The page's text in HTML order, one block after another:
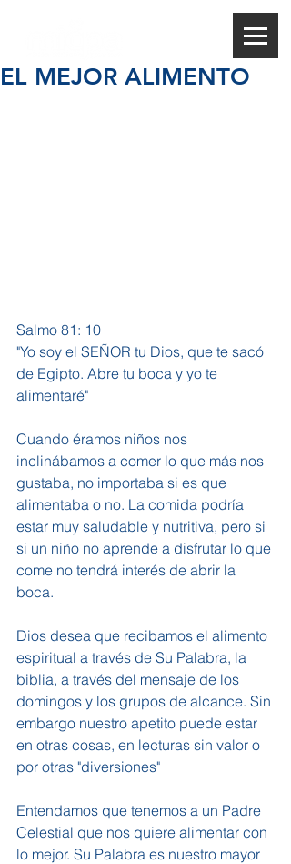
EL MEJOR ALIMENTO
Salmo 81: 10
"Yo soy el SEÑOR tu Dios, que te sacó
de Egipto. Abre tu boca y yo te
alimentaré"
Cuando éramos niños nos
inclinábamos a comer lo que más nos
gustaba, no importaba si es que
alimentaba o no. La comida podría
estar muy saludable y nutritiva, pero si
si un niño no aprende a disfrutar lo que
come no tendrá interés de abrir la
boca.
Dios desea que recibamos el alimento
espiritual a través de Su Palabra, la
biblia, a través del mensaje de los
domingos y los grupos de alcance. Sin
embargo nuestro apetito puede estar
en otras cosas, en lecturas sin valor o
por otras "diversiones"
Entendamos que tenemos a un Padre
Celestial que nos quiere alimentar con
lo mejor. Su Palabra es nuestro mayor